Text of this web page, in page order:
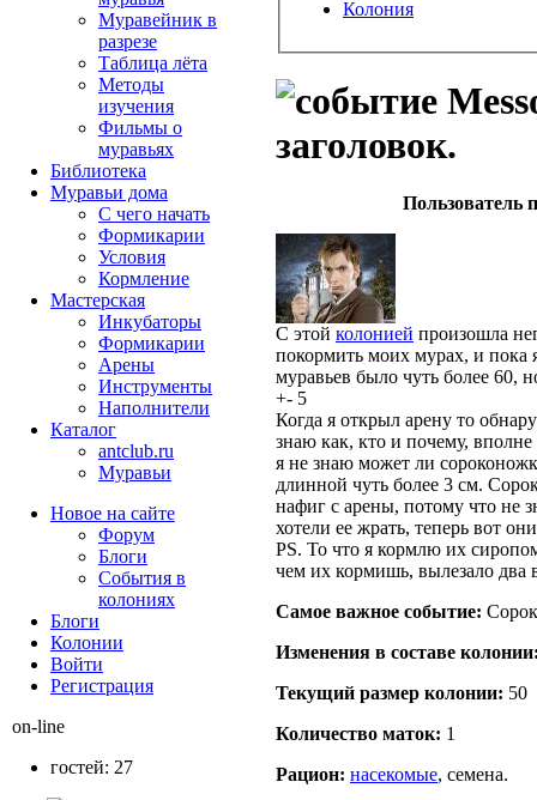
Колония
заголовок.
Пользователь
С этой колонией произошла
покормить моих мурах, и
муравьев было чуть более 60,
+- 5
Когда я открыл арену то
знаю как, кто и почему,
я не знаю может ли
длинной чуть более 3 см.
нафиг с арены, потому что не
хотели ее жрать, теперь вот
PS. То что я кормлю их
чем их кормишь, вылезало два
Самое важное событие:
Изменения в составе
Текущий размер кoлонии: 50
Количество маток: 1
Рацион: насекомые, семена.
Муравейник в
разрезе
Таблица лёта
Методы
изучения
Фильмы о
муравьях
Библиотека
Муравьи дома
С чего начать
Формикарии
Условия
Кормление
Мастерская
Инкубаторы
Формикарии
Арены
Инструменты
Наполнители
Каталог
antclub.ru
Муравьи
Новое на сайте
Форум
Блоги
События в
колониях
Блоги
Колонии
Войти
Peгиcтpaция
on-line
гостей: 27